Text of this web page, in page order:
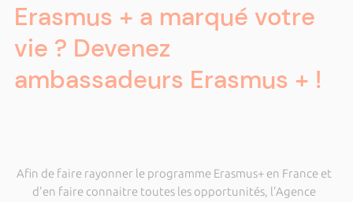
Erasmus + a marqué votre
vie ? Devenez
ambassadeurs Erasmus + !
Afin de faire rayonner le programme Erasmus+ en France et
d'en faire connaitre toutes les opportunités, l'Agence